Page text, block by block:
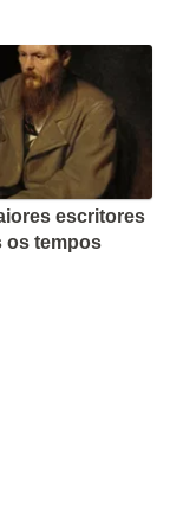
escritores
os tempos